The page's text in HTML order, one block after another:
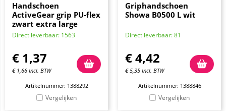
Handschoen
ActiveGear grip PU-flex
zwart extra large
Direct leverbaar: 1563
€ 1,37
€ 1,66 Incl. BTW
Artikelnummer: 1388292
Vergelijken
Griphandschoen
Showa B0500 L wit
Direct leverbaar: 81
€4,42
€5,35 Incl. BTW
Artikelnummer: 1388846
Vergelijken